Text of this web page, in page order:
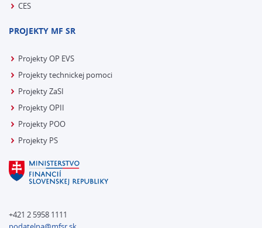
CES
PROJEKTY MF SR
Projekty OP EVS
Projekty technickej pomoci
Projekty ZaSI
Projekty OPII
Projekty POO
Projekty PS
+421 2 5958 1111